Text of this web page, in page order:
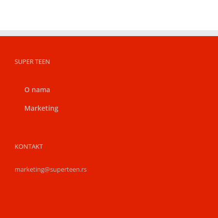
SUPER TEEN
O nama
Marketing
KONTAKT
marketing@superteen.rs